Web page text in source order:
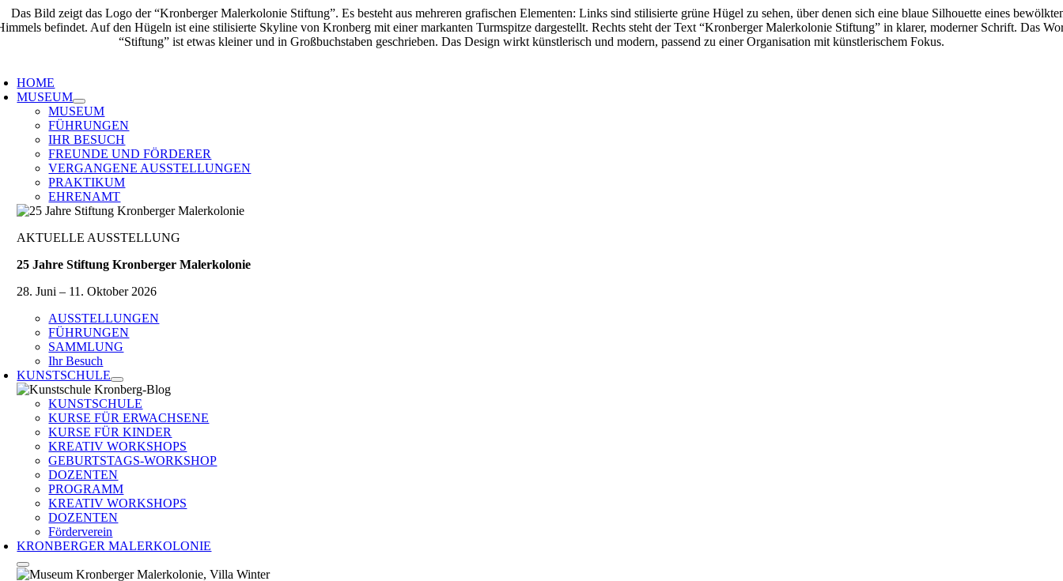
Zum
Inhalt
HOME
MUSEUM
MUSEUM
FÜHRUNGEN
IHR BESUCH
FREUNDE UND FÖRDERER
VERGANGENE AUSSTELLUNGEN
PRAKTIKUM
EHRENAMT
AKTUELLE AUSSTELLUNG
25 Jahre Stiftung Kronberger Malerkolonie
28. Juni – 11. Oktober 2026
AUSSTELLUNGEN
FÜHRUNGEN
SAMMLUNG
Ihr Besuch
KUNSTSCHULE
KUNSTSCHULE
KURSE FÜR ERWACHSENE
KURSE FÜR KINDER
KREATIV WORKSHOPS
GEBURTSTAGS-WORKSHOP
DOZENTEN
PROGRAMM
KREATIV WORKSHOPS
DOZENTEN
Förderverein
KRONBERGER MALERKOLONIE